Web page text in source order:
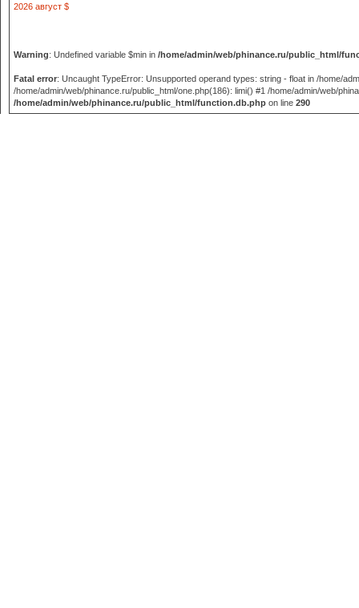
2026 август $
Warning: Undefined variable $min in /home/admin/web/phinance.ru/public_html/
Fatal error: Uncaught TypeError: Unsupported operand types: string - float in /home/
/home/admin/web/phinance.ru/public_html/one.php(186): limi() #1 /home/admin/web/
/home/admin/web/phinance.ru/public_html/function.db.php on line 290